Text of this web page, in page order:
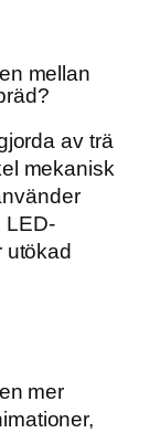
mellan
av trä
mekanisk
LED-
utökad
mer